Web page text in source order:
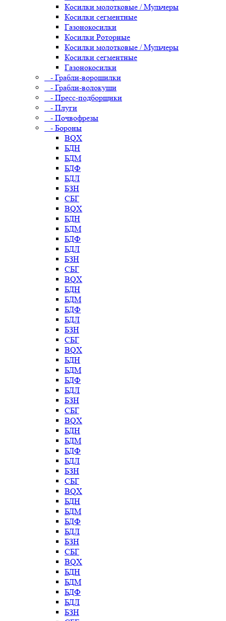
Косилки молотковые / Мульчеры
Косилки сегментные
Газонокосилки
Косилки Роторные
Косилки молотковые / Мульчеры
Косилки сегментные
Газонокосилки
- Грабли-ворошилки
- Грабли-волокуши
- Пресс-подборщики
- Плуги
- Почвофрезы
- Бороны
BQX
БДН
БДМ
БДФ
БДЛ
БЗН
СБГ
BQX
БДН
БДМ
БДФ
БДЛ
БЗН
СБГ
BQX
БДН
БДМ
БДФ
БДЛ
БЗН
СБГ
BQX
БДН
БДМ
БДФ
БДЛ
БЗН
СБГ
BQX
БДН
БДМ
БДФ
БДЛ
БЗН
СБГ
BQX
БДН
БДМ
БДФ
БДЛ
БЗН
СБГ
BQX
БДН
БДМ
БДФ
БДЛ
БЗН